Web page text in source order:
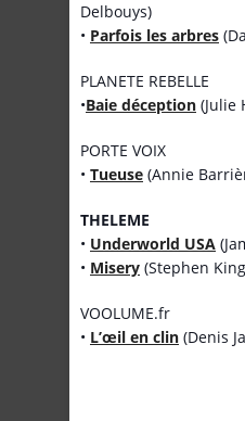
Delbouys)
• Parfois les arbres
PLANETE REBELLE
•Baie déception (Julie
PORTE VOIX
• Tueuse (Annie
THELEME
• Underworld USA
• Misery (Stephen
VOOLUME.fr
• L’œil en clin (Denis